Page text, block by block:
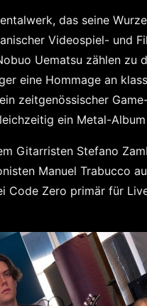
das seine
Videospiel- und
Uematsu zählen zu
eine Hommage an
zeitgenössischer
ein Metal-
Gitarristen Stefano
Manuel Trabucco
Code Zero primär für